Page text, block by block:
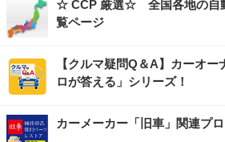
☆ CCP 厳選☆ 全国各地の自
覧ページ
【クルマ疑問Q＆A】カーオ
ロが答える」シリーズ！
カーメーカー「旧車」関連プ